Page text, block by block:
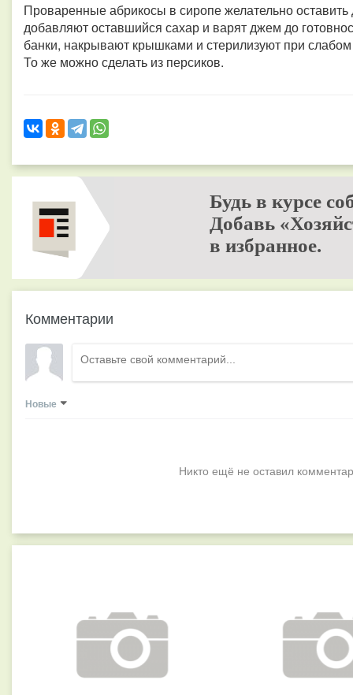
Проваренные абрикосы в сиропе желательно
добавляют оставшийся сахар и варят джем до
банки, накрывают крышками и стерилизуют при
То же можно сделать из персиков.
Будь в курсе
Добавь
в избранное.
Комментарии
Новые
Никто ещё не оставил